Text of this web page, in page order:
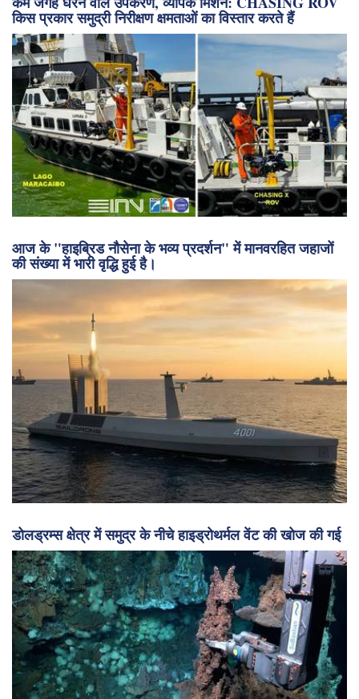
श्रेणियाँ:महासागर अवलोकन,समुद्री विज्ञान
कम जगह घेरने वाले उपकरण, व्यापक मिशन: CHASING ROV
किस प्रकार समुद्री निरीक्षण क्षमताओं का विस्तार करते हैं
आज के "हाइब्रिड नौसेना के भव्य प्रदर्शन" में मानवरहित जहाजों
की संख्या में भारी वृद्धि हुई है।
डोलड्रम्स क्षेत्र में समुद्र के नीचे हाइड्रोथर्मल वेंट की खोज की गई